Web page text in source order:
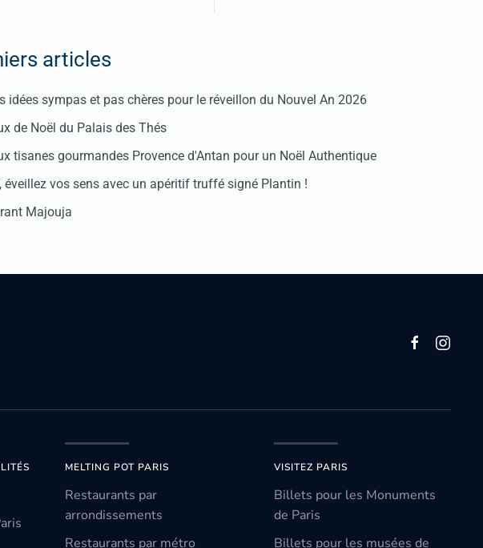
articles
idées sympas et pas chères pour le réveillon du Nouvel An 2026
de Noël du Palais des Thés
tisanes gourmandes Provence d'Antan pour un Noël Authentique
éveillez vos sens avec un apéritif truffé signé Plantin !
Majouja
MELTING POT PARIS
Restaurants par
arrondissements
Restaurants par métro
VISITEZ PARIS
Billets pour les Monuments
de Paris
Billets pour les musées de